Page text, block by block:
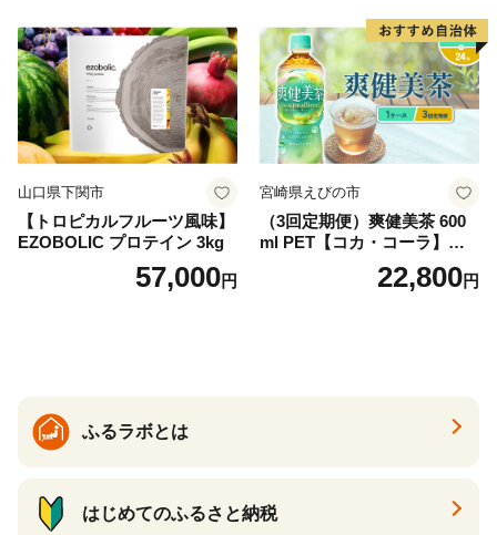
産 シリカ ミネラル 美容 備蓄
防災 長期保存 富士山 山梨県
忍野村
山口県下関市
【トロピカルフルーツ風味】
EZOBOLIC プロテイン 3kg
57,000円
宮崎県えびの市
（3回定期便）爽健美茶 600
ml PET【コカ・コーラ】ペ
ットボトル 1ケース(24本) 定
期便 3回(72本) セット お茶
22,800円
ふるラボとは
はじめてのふるさと納税